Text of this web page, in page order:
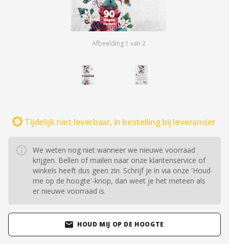
Afbeelding 1 van 2
Tijdelijk niet leverbaar, in bestelling bij leverancier
We weten nog niet wanneer we nieuwe voorraad
krijgen. Bellen of mailen naar onze klantenservice of
winkels heeft dus geen zin. Schrijf je in via onze 'Houd
me op de hoogte'-knop, dan weet je het meteen als
er nieuwe voorraad is.
HOUD MIJ OP DE HOOGTE